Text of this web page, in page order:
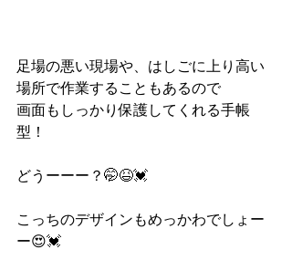
足場の悪い現場や、はしごに上り高い
場所で作業することもあるので
画面もしっかり保護してくれる手帳
型！
どうーーー？🤭😆💓
こっちのデザインもめっかわでしょー
ー😍💓